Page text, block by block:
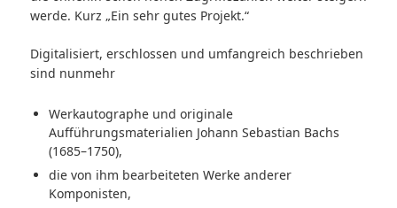
werde. Kurz „Ein sehr gutes Projekt.“
Digitalisiert, erschlossen und umfangreich beschrieben
sind nunmehr
Werkautographe und originale
Aufführungsmaterialien Johann Sebastian Bachs
(1685–1750),
die von ihm bearbeiteten Werke anderer
Komponisten,